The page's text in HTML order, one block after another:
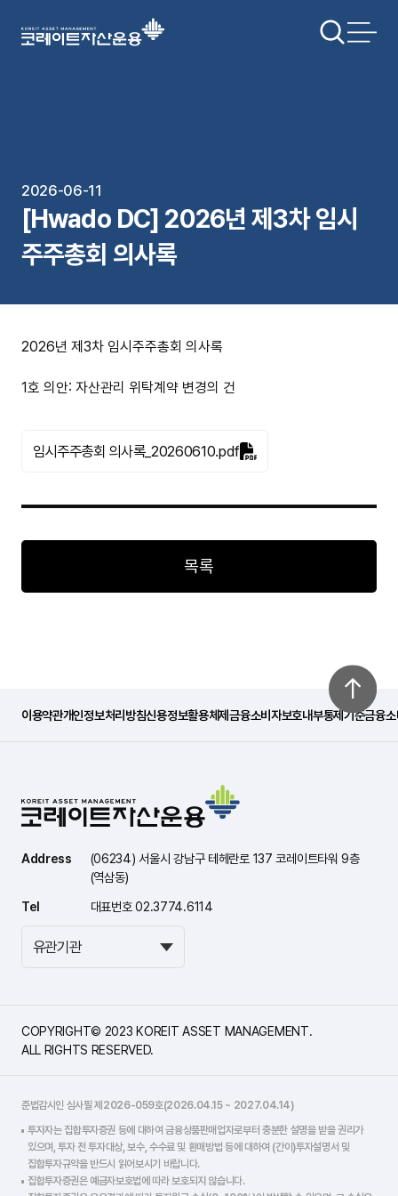
2026-06-11
[Hwado DC] 2026년 제3차 임시
주주총회 의사록
2026년 제3차 임시주주총회 의사록
1호 의안: 자산관리 위탁계약 변경의 건
임시주주총회 의사록_20260610.pdf
목록
이용약관개인정보처리방침신용정보활용체제금융소비자보호내부통제기준금융
Address
(06234) 서울시 강남구 테헤란로 137 코레이트타워 9층
(역삼동)
Tel
대표번호 02.3774.6114
COPYRIGHT© 2023 KOREIT ASSET MANAGEMENT.
ALL RIGHTS RESERVED.
준법감시인 심사필 제2026-059호(2026.04.15 ~ 2027.04.14)
투자자는 집합투자증권 등에 대하여 금융상품판매업자로부터 충분한 설명을 받을 권리가
있으며, 투자 전 투자대상, 보수, 수수료 및 환매방법 등에 대하여 (간이)투자설명서 및
집합투자규약을 반드시 읽어보시기 바랍니다.
집합투자증권은 예금자보호법에 따라 보호되지 않습니다.